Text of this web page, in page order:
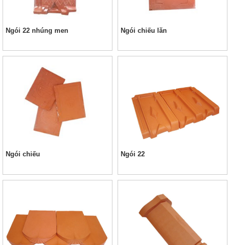
Ngói 22 nhúng men Ngói chiếu lăn
Ngói chiếu Ngói 22